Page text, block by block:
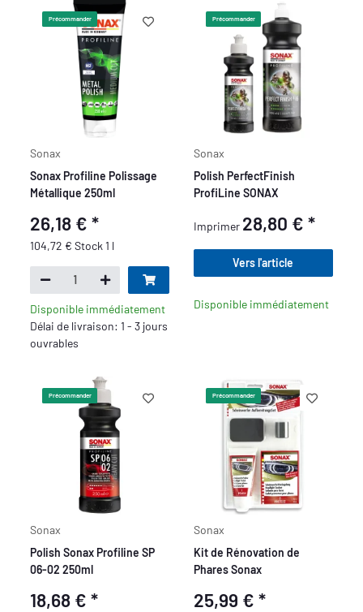
Précommander
Sonax
Sonax Profiline Polissage
Métallique 250ml
26,18 €*
104,72 € Stock 1 l
Disponible immédiatement
Délai de livraison: 1 - 3 jours
ouvrables
Précommander
Sonax
Polish PerfectFinish
ProfiLine SONAX
Imprimer 28,80 € *
Vers l'article
Disponible immédiatement
Précommander
Sonax
Polish Sonax Profiline SP
06-02 250ml
18,68 €*
Précommander
Sonax
Kit de Rénovation de
Phares Sonax
25,99 € *